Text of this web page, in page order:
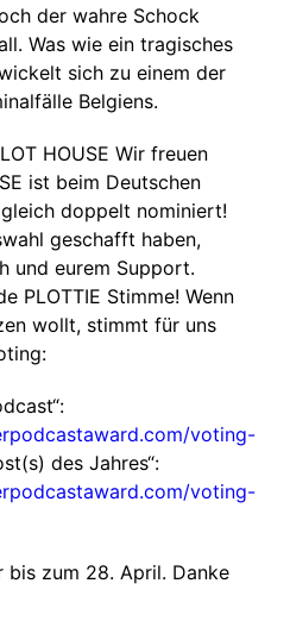
der wahre Schock
Was wie ein tragisches
sich zu einem der
Belgiens.
HOUSE Wir freuen
ist beim Deutschen
doppelt nominiert!
geschafft haben,
und eurem Support.
PLOTTIE Stimme! Wenn
wollt, stimmt für uns
voting-
des Jahres“:
voting-
zum 28. April. Danke